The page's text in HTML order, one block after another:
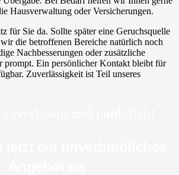
Hausverwaltung oder Versicherungen.
für Sie da. Sollte später eine Geruchsquelle
die betroffenen Bereiche natürlich noch
Nachbesserungen oder zusätzliche
prompt. Ein persönlicher Kontakt bleibt für
Zuverlässigkeit ist Teil unseres